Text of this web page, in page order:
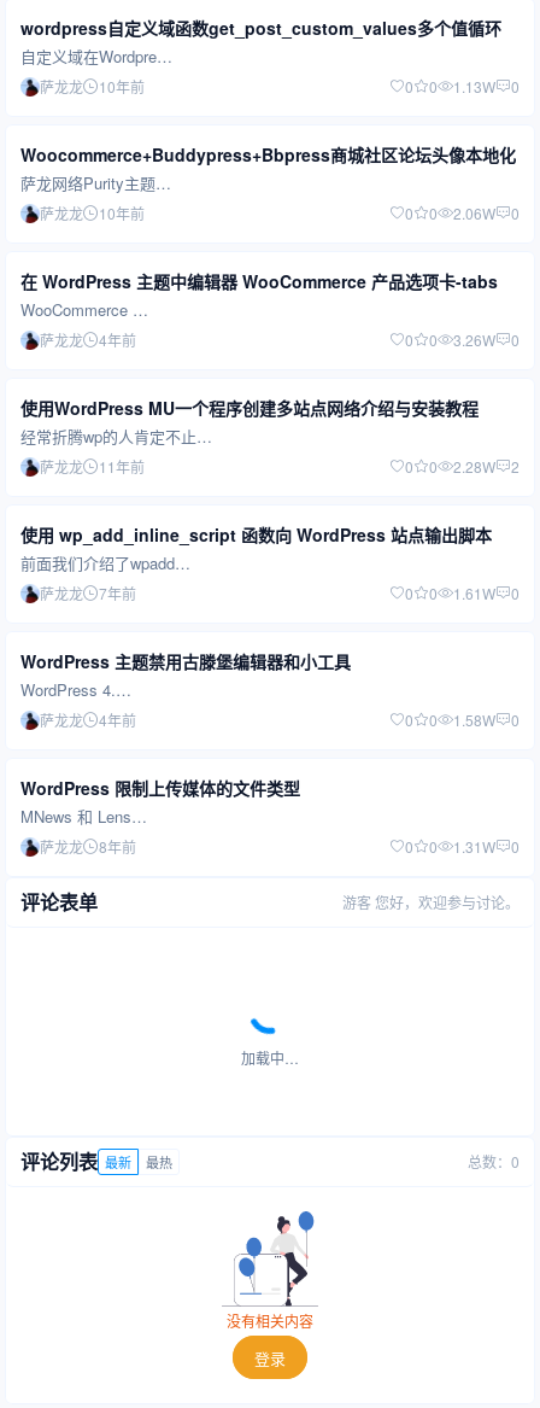
wordpress自定义域函数get_post_custom_values多个值循环
自定义域在Wordpre…
萨龙龙 10年前 0 0 1.13W 0
Woocommerce+Buddypress+Bbpress商城社区论坛头像本地化
萨龙网络Purity主题…
萨龙龙 10年前 0 0 2.06W 0
在 WordPress 主题中编辑器 WooCommerce 产品选项卡-tabs
WooCommerce …
萨龙龙 4年前 0 0 3.26W 0
使用WordPress MU一个程序创建多站点网络介绍与安装教程
经常折腾wp的人肯定不止…
萨龙龙 11年前 0 0 2.28W 2
使用 wp_add_inline_script 函数向 WordPress 站点输出脚本
前面我们介绍了wpadd…
萨龙龙 7年前 0 0 1.61W 0
WordPress 主题禁用古滕堡编辑器和小工具
WordPress 4.…
萨龙龙 4年前 0 0 1.58W 0
WordPress 限制上传媒体的文件类型
MNews 和 Lens…
萨龙龙 8年前 0 0 1.31W 0
评论表单 游客 您好，欢迎参与讨论。
加载中…
评论列表 最新 最热 总数：0
没有相关内容
登录